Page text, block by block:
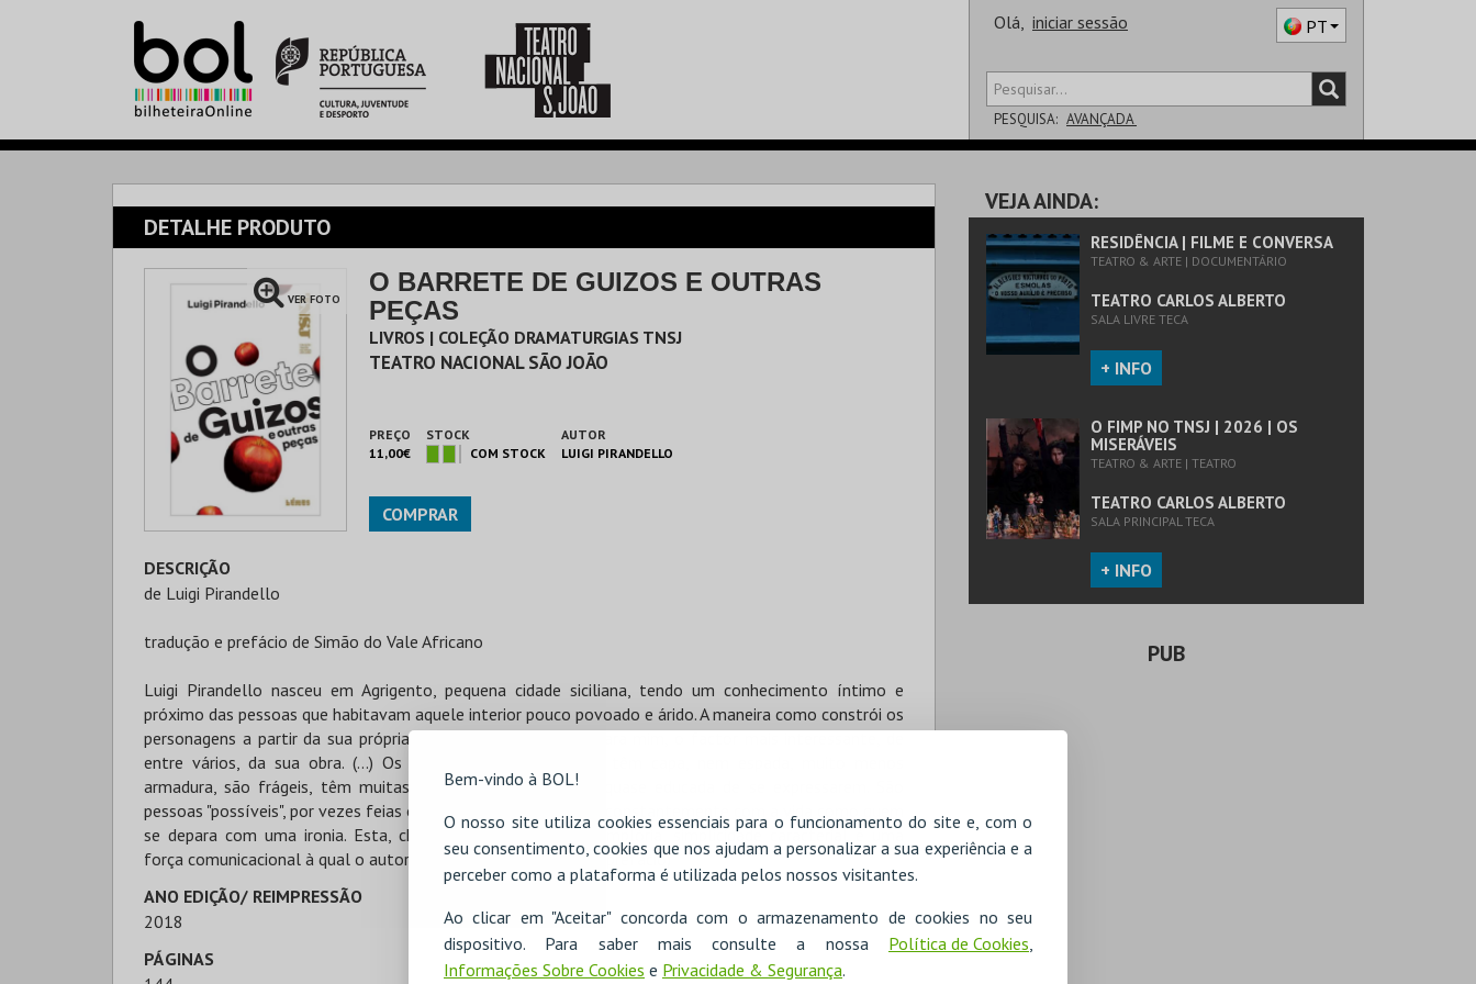
Bem-vindo à BOL!
O nosso site utiliza cookies essenciais para o funcionamento do site e, com o
seu consentimento, cookies que nos ajudam a personalizar a sua experiência e a
perceber como a plataforma é utilizada pelos nossos visitantes.
Ao clicar em "Aceitar" concorda com o armazenamento de cookies no seu
dispositivo. Para saber mais consulte a nossa Política de Cookies,
Informações Sobre Cookies e Privacidade & Segurança.
Olá, iniciar sessão PT
PESQUISA: AVANÇADA
SALA
DETALHE PRODUTO
VER FOTO
O BARRETE DE GUIZOS E OUTRAS
PEÇAS
LIVROS | COLEÇÃO DRAMATURGIAS TNSJ
TEATRO NACIONAL SÃO JOÃO
PREÇO
11,00€
STOCK
COM STOCK
AUTOR
LUIGI PIRANDELLO
COMPRAR
DESCRIÇÃO
de Luigi Pirandello
tradução e prefácio de Simão do Vale Africano
Luigi Pirandello nasceu em Agrigento, pequena cidade siciliana, tendo um conhecimento íntimo e
próximo das pessoas que habitavam aquele interior pouco povoado e árido. A maneira como constrói os
personagens a partir da sua própria concepção da língua é, para mim, o factor mais interessante, de
entre vários, da sua obra. (...) Os heróis de Pirandello não têm capa, nem espada, muito menos
armadura, são frágeis, têm muitas vezes uma necessidade quase educada de se expressarem. São
pessoas "possíveis", por vezes feias ou velhas, que se deparam constantemente com a vida como quem
se depara com uma ironia. Esta, chamemos-lhe de forma simplória, simplicidade caracterial é uma
força comunicacional à qual o autor se agarra com avidez. (Do prefácio)
ANO EDIÇÃO/ REIMPRESSÃO
2018
PÁGINAS
VEJA AINDA:
RESIDÊNCIA | FILME E CONVERSA
TEATRO & ARTE | DOCUMENTÁRIO
TEATRO CARLOS ALBERTO
SALA LIVRE TECA
+ INFO
O FIMP NO TNSJ | 2026 | OS
MISERÁVEIS
TEATRO & ARTE | TEATRO
TEATRO CARLOS ALBERTO
SALA PRINCIPAL TECA
+ INFO
PUB